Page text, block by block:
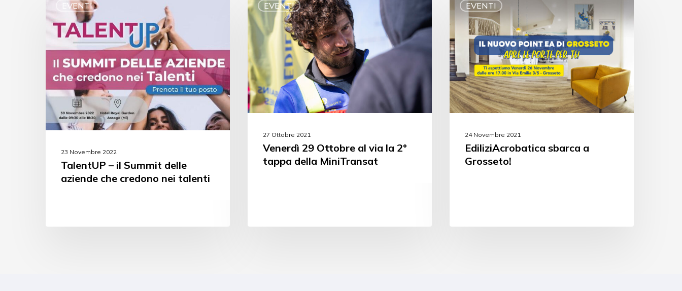
EVENTI
23 Novembre 2022
TalentUP – il Summit delle
aziende che credono nei talenti
EVENTI
27 Ottobre 2021
Venerdì 29 Ottobre al via la 2°
tappa della MiniTransat
EVENTI
24 Novembre 2021
EdiliziAcrobatica sbarca a
Grosseto!